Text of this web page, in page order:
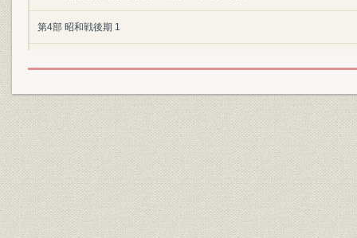
第4部 昭和戦後期 1
II 言論編 戦後日本の再建に対する提言
第5部 昭和戦後期 2
I 経営編 高度成長の波に乗り経営基盤を確立
II 言論編 自由主義経済路線を貫く
第6部 昭和戦後期 3